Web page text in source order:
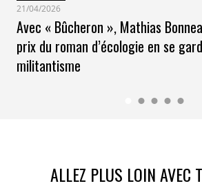
21/04/2026
Avec « Bûcheron », Mathias
prix du roman d’écologie en se
militantisme
ALLEZ PLUS LOIN AVEC